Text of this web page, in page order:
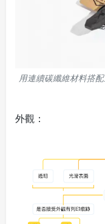
用連續碳纖維材料搭
外觀：